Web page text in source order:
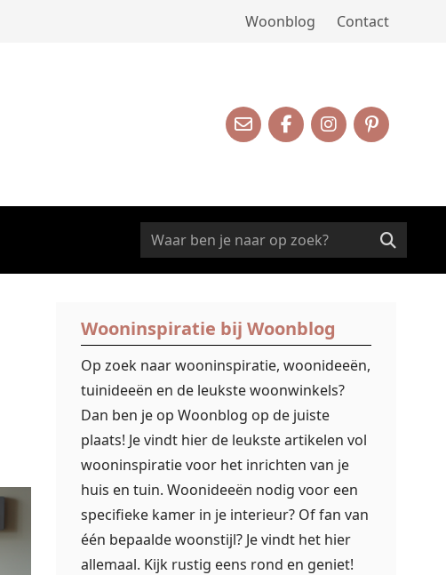
Woonblog Contact
Wooninspiratie bij Woonblog
Op zoek naar wooninspiratie, woonideeën,
tuinideeën en de leukste woonwinkels?
Dan ben je op Woonblog op de juiste
plaats! Je vindt hier de leukste artikelen vol
wooninspiratie voor het inrichten van je
huis en tuin. Woonideeën nodig voor een
specifieke kamer in je interieur? Of fan van
één bepaalde woonstijl? Je vindt het hier
allemaal. Kijk rustig eens rond en geniet!